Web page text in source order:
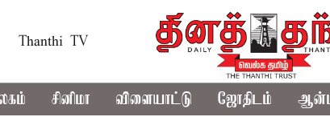
Thanthi TV
சினிமா விளையாட்டு ஜோதிடம்